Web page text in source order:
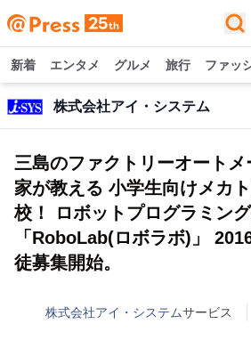
新着 エンタメ グルメ 旅行 ファッ
株式会社アイ・システム
三島のファクトリーオートメ
家が教える 小学生向けメカ
校！ ロボットプログラミン
「RoboLab(ロボラボ)」
徒募集開始。
株式会社アイ・システムサービス